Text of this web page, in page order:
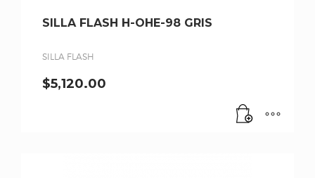
SILLA FLASH H-OHE-98 GRIS
SILLA FLASH
$5,120.00